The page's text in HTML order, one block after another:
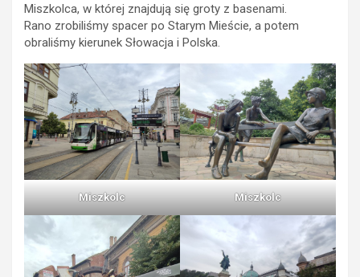
Miszkolca, w której znajdują się groty z basenami.
Rano zrobiliśmy spacer po Starym Mieście, a potem
obraliśmy kierunek Słowacja i Polska.
Miszkolc Miszkolc